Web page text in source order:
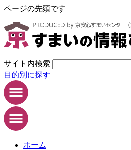
ページの先頭です
サイト内検索
目的別に探す
ホーム